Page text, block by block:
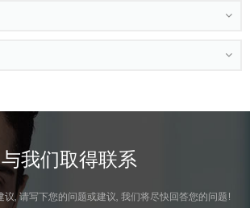
与我们取得联系
, 请写下您的问题或建议, 我们将尽快回答您的问题!